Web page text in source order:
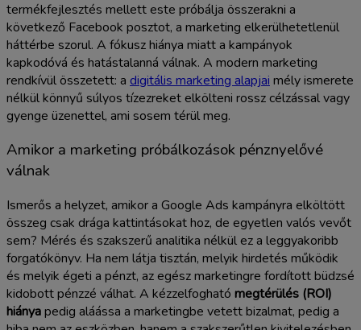
termékfejlesztés mellett este próbálja összerakni a
következő Facebook posztot, a marketing elkerülhetetlenül
háttérbe szorul. A fókusz hiánya miatt a kampányok
kapkodóvá és hatástalanná válnak. A modern marketing
rendkívül összetett: a digitális marketing alapjai mély ismerete
nélkül könnyű súlyos tízezreket elkölteni rossz célzással vagy
gyenge üzenettel, ami sosem térül meg.
Amikor a marketing próbálkozások pénznyelővé
válnak
Ismerős a helyzet, amikor a Google Ads kampányra elköltött
összeg csak drága kattintásokat hoz, de egyetlen valós vevőt
sem? Mérés és szakszerű analitika nélkül ez a leggyakoribb
forgatókönyv. Ha nem látja tisztán, melyik hirdetés működik
és melyik égeti a pénzt, az egész marketingre fordított büdzsé
kidobott pénzzé válhat. A kézzelfogható megtérülés (ROI)
hiányapedig aláássa a marketingbe vetett bizalmat, pedig a